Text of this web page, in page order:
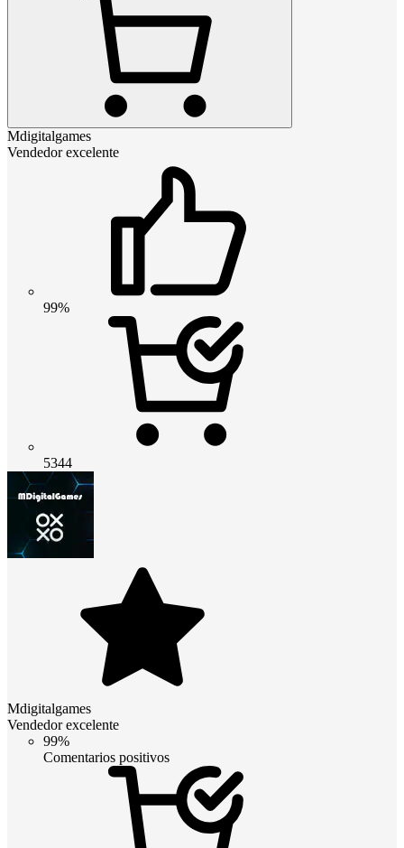
Mdigitalgames
Vendedor excelente
99%
5344
Mdigitalgames
Vendedor excelente
99%
Comentarios positivos